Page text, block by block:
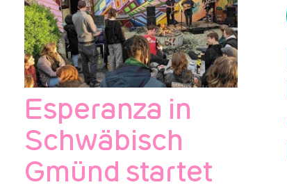
Esperanza in
Schwäbisch
Gmünd startet